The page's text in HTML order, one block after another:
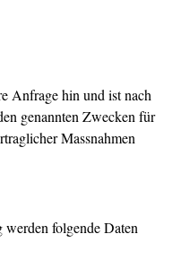
Anfrage hin und ist nach
genannten Zwecken für
Massnahmen
folgende Daten